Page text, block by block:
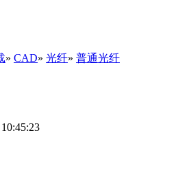
» CAD» 光纤» 普通光纤